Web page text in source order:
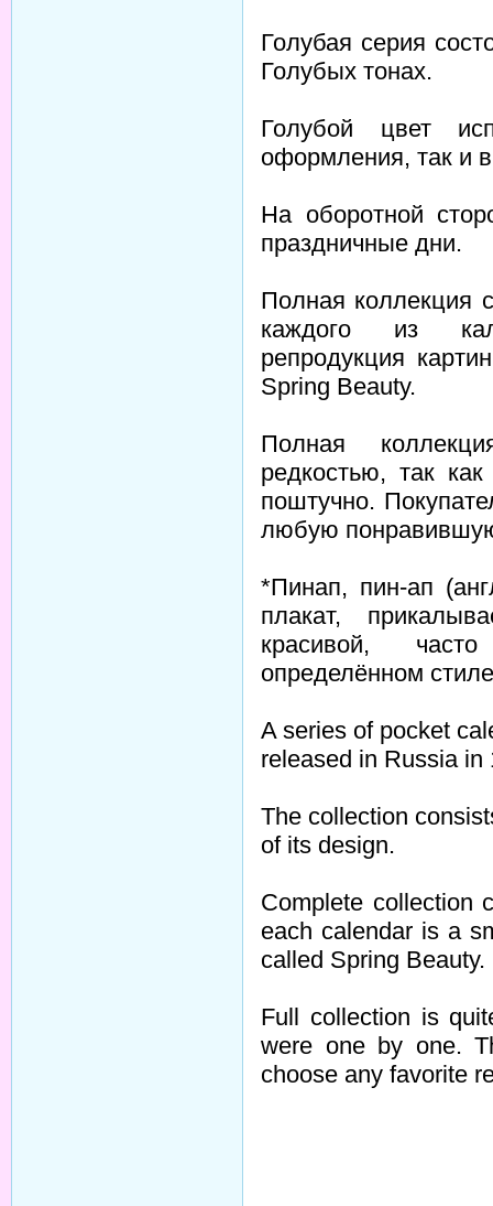
Голубая серия
Голубых тонах.
Голубой цвет
оформления, так и
На оборотной
праздничные дни.
Полная коллекция
каждого из
репродукция
Spring Beauty.
Полная
редкостью, так
поштучно.
любую
*Пинап, пин-ап
плакат,
красивой,
определённом
A series of pocket
released in Russia
The collection
of its design.
Complete collection
each calendar is a
called Spring Beauty.
Full collection is
were one by one.
choose any favorite